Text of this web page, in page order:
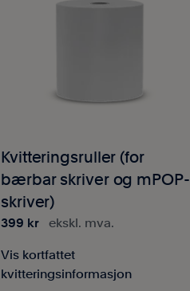
Kvitteringsruller (for
bærbar skriver og mPOP-
skriver)
399 kr ekskl. mva.
Vis kortfattet
kvitteringsinformasjon